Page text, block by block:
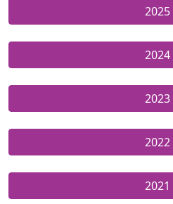
2025
2024
2023
2022
2021